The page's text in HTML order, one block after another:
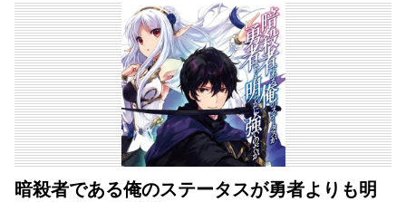
暗殺者である俺のステータスが勇者よりも明